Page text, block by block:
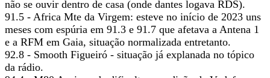
não se ouvir dentro de casa (onde dantes logava RDS).
91.5 - Africa Mte da Virgem: esteve no início de 2023 uns
meses com espúria em 91.3 e 91.7 que afetava a Antena 1
e a RFM em Gaia, situação normalizada entretanto.
92.8 - Smooth Figueiró - situação já explanada no tópico
da rádio.